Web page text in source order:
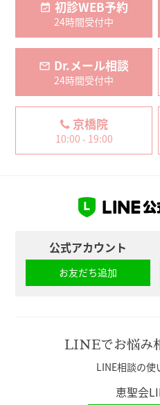
初診WEB予約
24時間受付中
Dr.メール相談
24時間受付中
京橋院
10:00 - 19:00
公式アカウント
お友だち追加
LINEでお悩み
LINE相談の使
恵聖会